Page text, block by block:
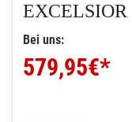
EXCELSIOR
Bei uns:
579,95€*